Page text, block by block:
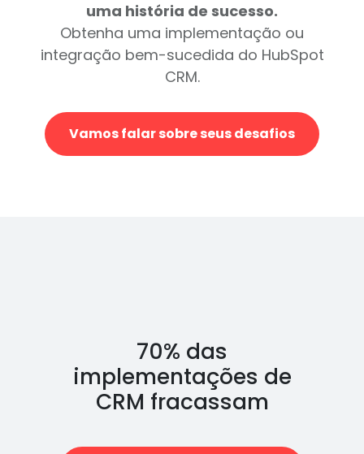
uma história de sucesso.
Obtenha uma implementação ou
integração bem-sucedida do HubSpot
CRM.
Vamos falar sobre seus desafios
70% das
implementações de
CRM fracassam